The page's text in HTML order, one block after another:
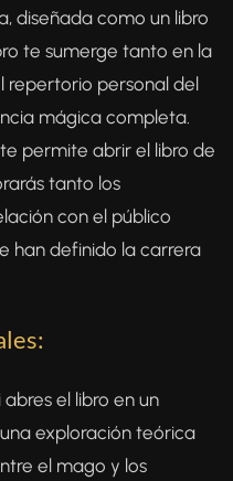
diseñada como un libro
te sumerge tanto en la
repertorio personal del
mágica completa.
permite abrir el libro de
tanto los
con el público
han definido la carrera
abres el libro en un
exploración teórica
el mago y los